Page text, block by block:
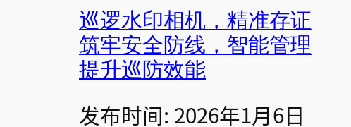
巡逻水印相机，精准存证
筑牢安全防线，智能管理
提升巡防效能
发布时间: 2026年1月6日